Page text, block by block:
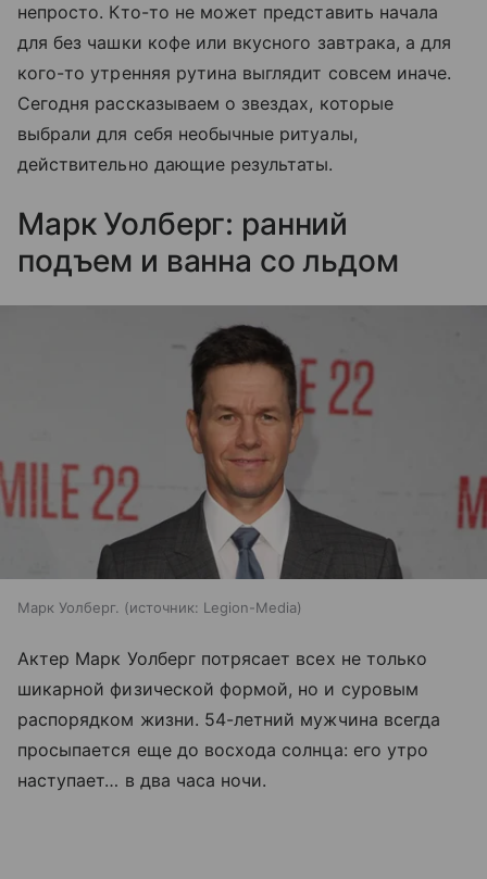
непросто. Кто-то не может представить начала
для без чашки кофе или вкусного завтрака, а для
кого-то утренняя рутина выглядит совсем иначе.
Сегодня рассказываем о звездах, которые
выбрали для себя необычные ритуалы,
действительно дающие результаты.
Марк Уолберг: ранний
подъем и ванна со льдом
Марк Уолберг. источник: Legion-Media
Актер Марк Уолберг потрясает всех не только
шикарной физической формой, но и суровым
распорядком жизни. 54-летний мужчина всегда
просыпается еще до восхода солнца: его утро
наступает… в два часа ночи.